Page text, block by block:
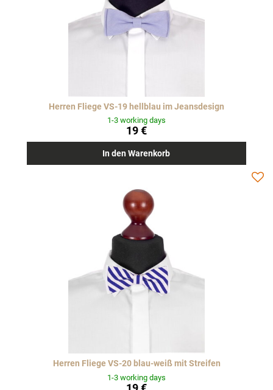
Herren Fliege VS-19 hellblau im Jeansdesign
1-3 working days
19 €
In den Warenkorb
Herren Fliege VS-20 blau-weiß mit Streifen
1-3 working days